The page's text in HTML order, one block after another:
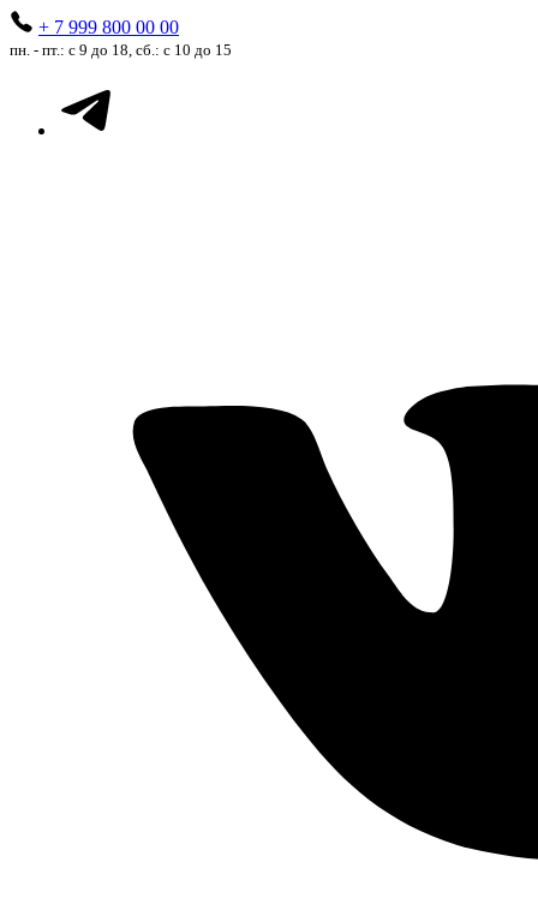
+ 7 999 800 00 00
пн. - пт.: с 9 до 18, сб.: с 10 до 15